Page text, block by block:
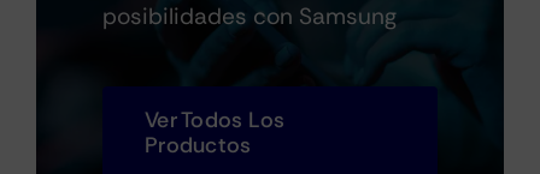
posibilidades con Samsung
Ver Todos Los
Productos